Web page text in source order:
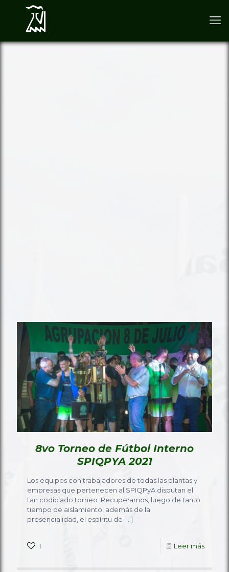
8vo Torneo de Fútbol Interno
SPIQPYA 2021
Los equipos con trabajadores de todas las plantas y
empresas que pertenecen al SPIQPyA disputan el
tan codiciado torneo. Recuperamos, luego de tanto
tiempo de aislamiento, además de la
presencialidad, el espíritu de […]
1 Leer más